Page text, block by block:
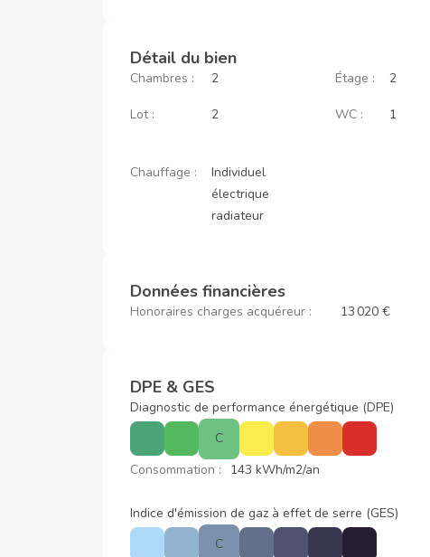
Détail du bien
Chambres : 2 Étage : 2
Lot : 2 WC : 1
Chauffage :
Individuel
électrique
radiateur
Données financières
Honoraires charges acquéreur : 13 020 €
DPE & GES
Diagnostic de performance énergétique (DPE)
C
Consommation :
143 kWh/m2/an
Indice d'émission de gaz à effet de serre (GES)
C